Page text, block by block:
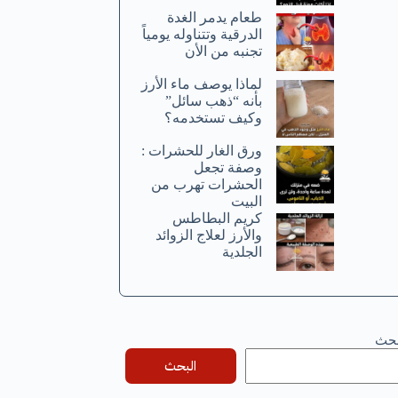
طعام يدمر الغدة
الدرقية وتتناوله يومياً
تجنبه من الأن
لماذا يوصف ماء الأرز
بأنه “ذهب سائل”
وكيف تستخدمه؟
ورق الغار للحشرات :
وصفة تجعل
الحشرات تهرب من
البيت
كريم البطاطس
والأرز لعلاج الزوائد
الجلدية
البحث